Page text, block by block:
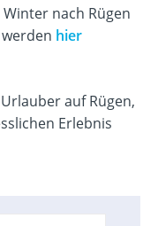
nach Rügen
hier
auf Rügen,
Erlebnis